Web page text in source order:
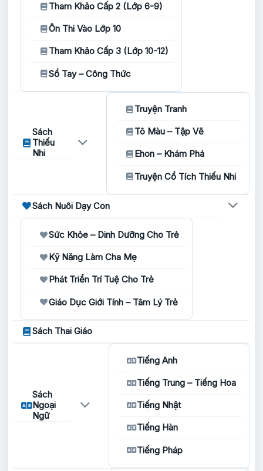
Tham Khảo Cấp 2 (Lớp 6-9)
Ôn Thi Vào Lớp 10
Tham Khảo Cấp 3 (Lớp 10-12)
Sổ Tay – Công Thức
Sách
Thiếu
Nhi
Truyện Tranh
Tô Màu – Tập Vẽ
Ehon – Khám Phá
Truyện Cổ Tích Thiếu Nhi
Sách Nuôi Dạy Con
Sức Khỏe – Dinh Dưỡng Cho Trẻ
Kỹ Năng Làm Cha Mẹ
Phát Triển Trí Tuệ Cho Trẻ
Giáo Dục Giới Tính – Tâm Lý Trẻ
Sách Thai Giáo
Sách
Ngoại
Ngữ
Tiếng Anh
Tiếng Trung – Tiếng Hoa
Tiếng Nhật
Tiếng Hàn
Tiếng Pháp